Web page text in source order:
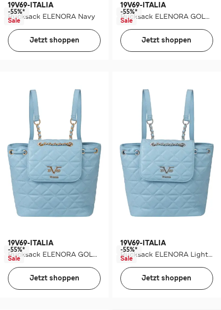
19V69-ITALIA
Rucksack ELENORA Navy
-55%*
Sale
Jetzt shoppen
19V69-ITALIA
Rucksack ELENORA GOLD Dune
-55%*
Sale
Jetzt shoppen
19V69-ITALIA
Rucksack ELENORA GOLD Light Blue
-55%*
Sale
Jetzt shoppen
19V69-ITALIA
Rucksack ELENORA Light Blue
-55%*
Sale
Jetzt shoppen